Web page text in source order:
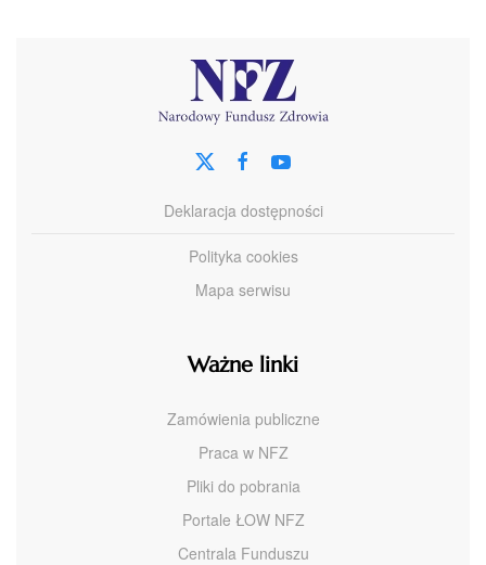
Deklaracja dostępności
Polityka cookies
Mapa serwisu
Ważne linki
Zamówienia publiczne
Praca w NFZ
Pliki do pobrania
Portale ŁOW NFZ
Centrala Funduszu